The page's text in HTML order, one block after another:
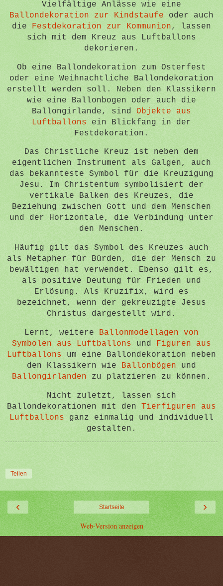
Vielfältige Anlässe wie eine
Ballondekoration zur Kindstaufe oder auch
die Festdekoration zur Kommunion, lassen
sich mit dem Kreuz aus Luftballons
dekorieren.
Ob eine Ballondekoration zum Osterfest
oder eine Weihnachtliche Ballondekoration
erstellt werden soll. Neben den Klassikern
wie eine Ballonbogen oder auch die
Ballongirlande, sind Objekte aus
Luftballons ein Blickfang in der
Festdekoration.
Das Christliche Kreuz ist neben dem
eigentlichen Instrument als Galgen, auch
das bekannteste Symbol für die Kreuzigung
Jesu. Im Christentum symbolisiert der
vertikale Balken des Kreuzes, die
Beziehung zwischen Gott und dem Menschen
und der Horizontale, die Verbindung unter
den Menschen.
Häufig gilt das Symbol des Kreuzes auch
als Metapher für Bürden, die der Mensch zu
bewältigen hat verwendet. Ebenso gilt es,
als positive Deutung für Frieden und
Erlösung. Als Kruzifix, wird es
bezeichnet, wenn der gekreuzigte Jesus
Christus dargestellt wird.
Lernt, weitere Ballonmodellagen von
Symbolen aus Luftballons und Figuren aus
Luftballons um eine Ballondekoration neben
den Klassikern wie Ballonbögen und
Ballongirlanden zu platzieren zu können.
Nicht zuletzt, lassen sich
Ballondekorationen mit den Tierfiguren aus
Luftballons ganz einmalig und individuell
gestalten.
Teilen
‹ ›
Startseite
Web-Version anzeigen